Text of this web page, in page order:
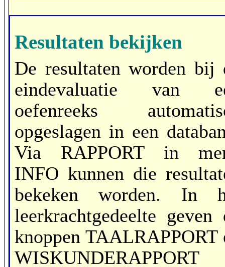
Resultaten bekijken
De resultaten worden bij
eindevaluatie van
oefenreeks
opgeslagen in een
Via RAPPORT in
INFO kunnen die
bekeken worden. In
leerkrachtgedeelte geven
knoppen TAALRAPPORT
WISKUNDERAPPORT